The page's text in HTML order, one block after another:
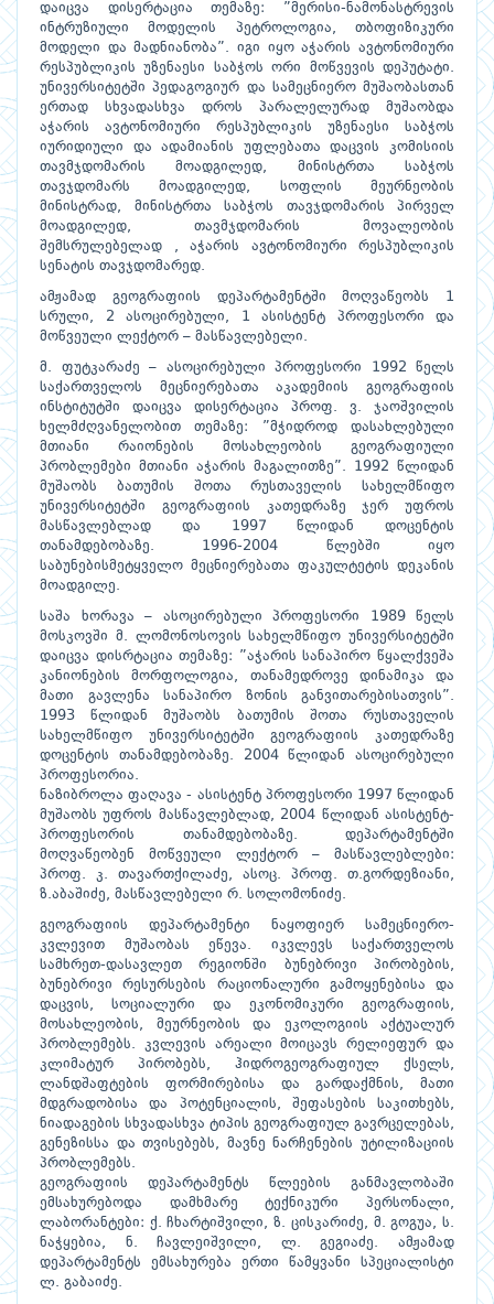
დაიცვა დისერტაცია თემაზე: ”მერისი-ნამონასტრევის
ინტრუზიული მოდელის პეტროლოგია, თბოფიზიკური
მოდელი და მადნიანობა”. იგი იყო აჭარის ავტონომიური
რესპუბლიკის უზენაესი საბჭოს ორი მოწვევის დეპუტატი.
უნივერსიტეტში პედაგოგიურ და სამეცნიერო მუშაობასთან
ერთად სხვადასხვა დროს პარალელურად მუშაობდა
აჭარის ავტონომიური რესპუბლიკის უზენაესი საბჭოს
იურიდიული და ადამიანის უფლებათა დაცვის კომისიის
თავმჯდომარის მოადგილედ, მინისტრთა საბჭოს
თავჯდომარს მოადგილედ, სოფლის მეურნეობის
მინისტრად, მინისტრთა საბჭოს თავჯდომარის პირველ
მოადგილედ, თავმჯდომარის მოვალეობის
შემსრულებელად , აჭარის ავტონომიური რესპუბლიკის
სენატის თავჯდომარედ.
ამჟამად გეოგრაფიის დეპარტამენტში მოღვაწეობს 1
სრული, 2 ასოცირებული, 1 ასისტენტ პროფესორი და
მოწვეული ლექტორ – მასწავლებელი.
მ. ფუტკარაძე – ასოცირებული პროფესორი 1992 წელს
საქართველოს მეცნიერებათა აკადემიის გეოგრაფიის
ინსტიტუტში დაიცვა დისერტაცია პროფ. ვ. ჯაოშვილის
ხელმძღვანელობით თემაზე: ”მჭიდროდ დასახლებული
მთიანი რაიონების მოსახლეობის გეოგრაფიული
პრობლემები მთიანი აჭარის მაგალითზე”. 1992 წლიდან
მუშაობს ბათუმის შოთა რუსთაველის სახელმწიფო
უნივერსიტეტში გეოგრაფიის კათედრაზე ჯერ უფროს
მასწავლებლად და 1997 წლიდან დოცენტის
თანამდებობაზე. 1996-2004 წლებში იყო
საბუნებისმეტყველო მეცნიერებათა ფაკულტეტის დეკანის
მოადგილე.
საშა ხორავა – ასოცირებული პროფესორი 1989 წელს
მოსკოვში მ. ლომონოსოვის სახელმწიფო უნივერსიტეტში
დაიცვა დისრტაცია თემაზე: ”აჭარის სანაპირო წყალქვეშა
კანიონების მორფოლოგია, თანამედროვე დინამიკა და
მათი გავლენა სანაპირო ზონის განვითარებისათვის”.
1993 წლიდან მუშაობს ბათუმის შოთა რუსთაველის
სახელმწიფო უნივერსიტეტში გეოგრაფიის კათედრაზე
დოცენტის თანამდებობაზე. 2004 წლიდან ასოცირებული
პროფესორია.
ნაზიბროლა ფაღავა - ასისტენტ პროფესორი 1997 წლიდან
მუშაობს უფროს მასწავლებლად, 2004 წლიდან ასისტენტ-
პროფესორის თანამდებობაზე. დეპარტამენტში
მოღვაწეობენ მოწვეული ლექტორ – მასწავლებლები:
პროფ. კ. თავართქილაძე, ასოც. პროფ. თ.გორდეზიანი,
ზ.აბაშიძე, მასწავლებელი რ. სოლომონიძე.
გეოგრაფიის დეპარტამენტი ნაყოფიერ სამეცნიერო-
კვლევით მუშაობას ეწევა. იკვლევს საქართველოს
სამხრეთ-დასავლეთ რეგიონში ბუნებრივი პირობების,
ბუნებრივი რესურსების რაციონალური გამოყენებისა და
დაცვის, სოციალური და ეკონომიკური გეოგრაფიის,
მოსახლეობის, მეურნეობის და ეკოლოგიის აქტუალურ
პრობლემებს. კვლევის არეალი მოიცავს რელიეფურ და
კლიმატურ პირობებს, ჰიდროგეოგრაფიულ ქსელს,
ლანდშაფტების ფორმირებისა და გარდაქმნის, მათი
მდგრადობისა და პოტენციალის, შეფასების საკითხებს,
ნიადაგების სხვადასხვა ტიპის გეოგრაფიულ გავრცელებას,
გენეზისსა და თვისებებს, მავნე ნარჩენების უტილიზაციის
პრობლემებს.
გეოგრაფიის დეპარტამენტს წლეების განმავლობაში
ემსახურებოდა დამხმარე ტექნიკური პერსონალი,
ლაბორანტები: ქ. ჩხარტიშვილი, ზ. ცისკარიძე, მ. გოგუა, ს.
ნაჭყებია, ნ. ჩავლეიშვილი, ლ. გეგიაძე. ამჟამად
დეპარტამენტს ემსახურება ერთი წამყვანი სპეციალისტი
ლ. გაბაიძე.